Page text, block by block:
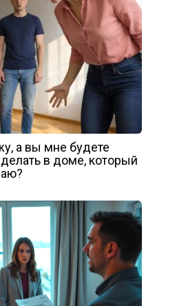
а вы мне будете
в доме, который